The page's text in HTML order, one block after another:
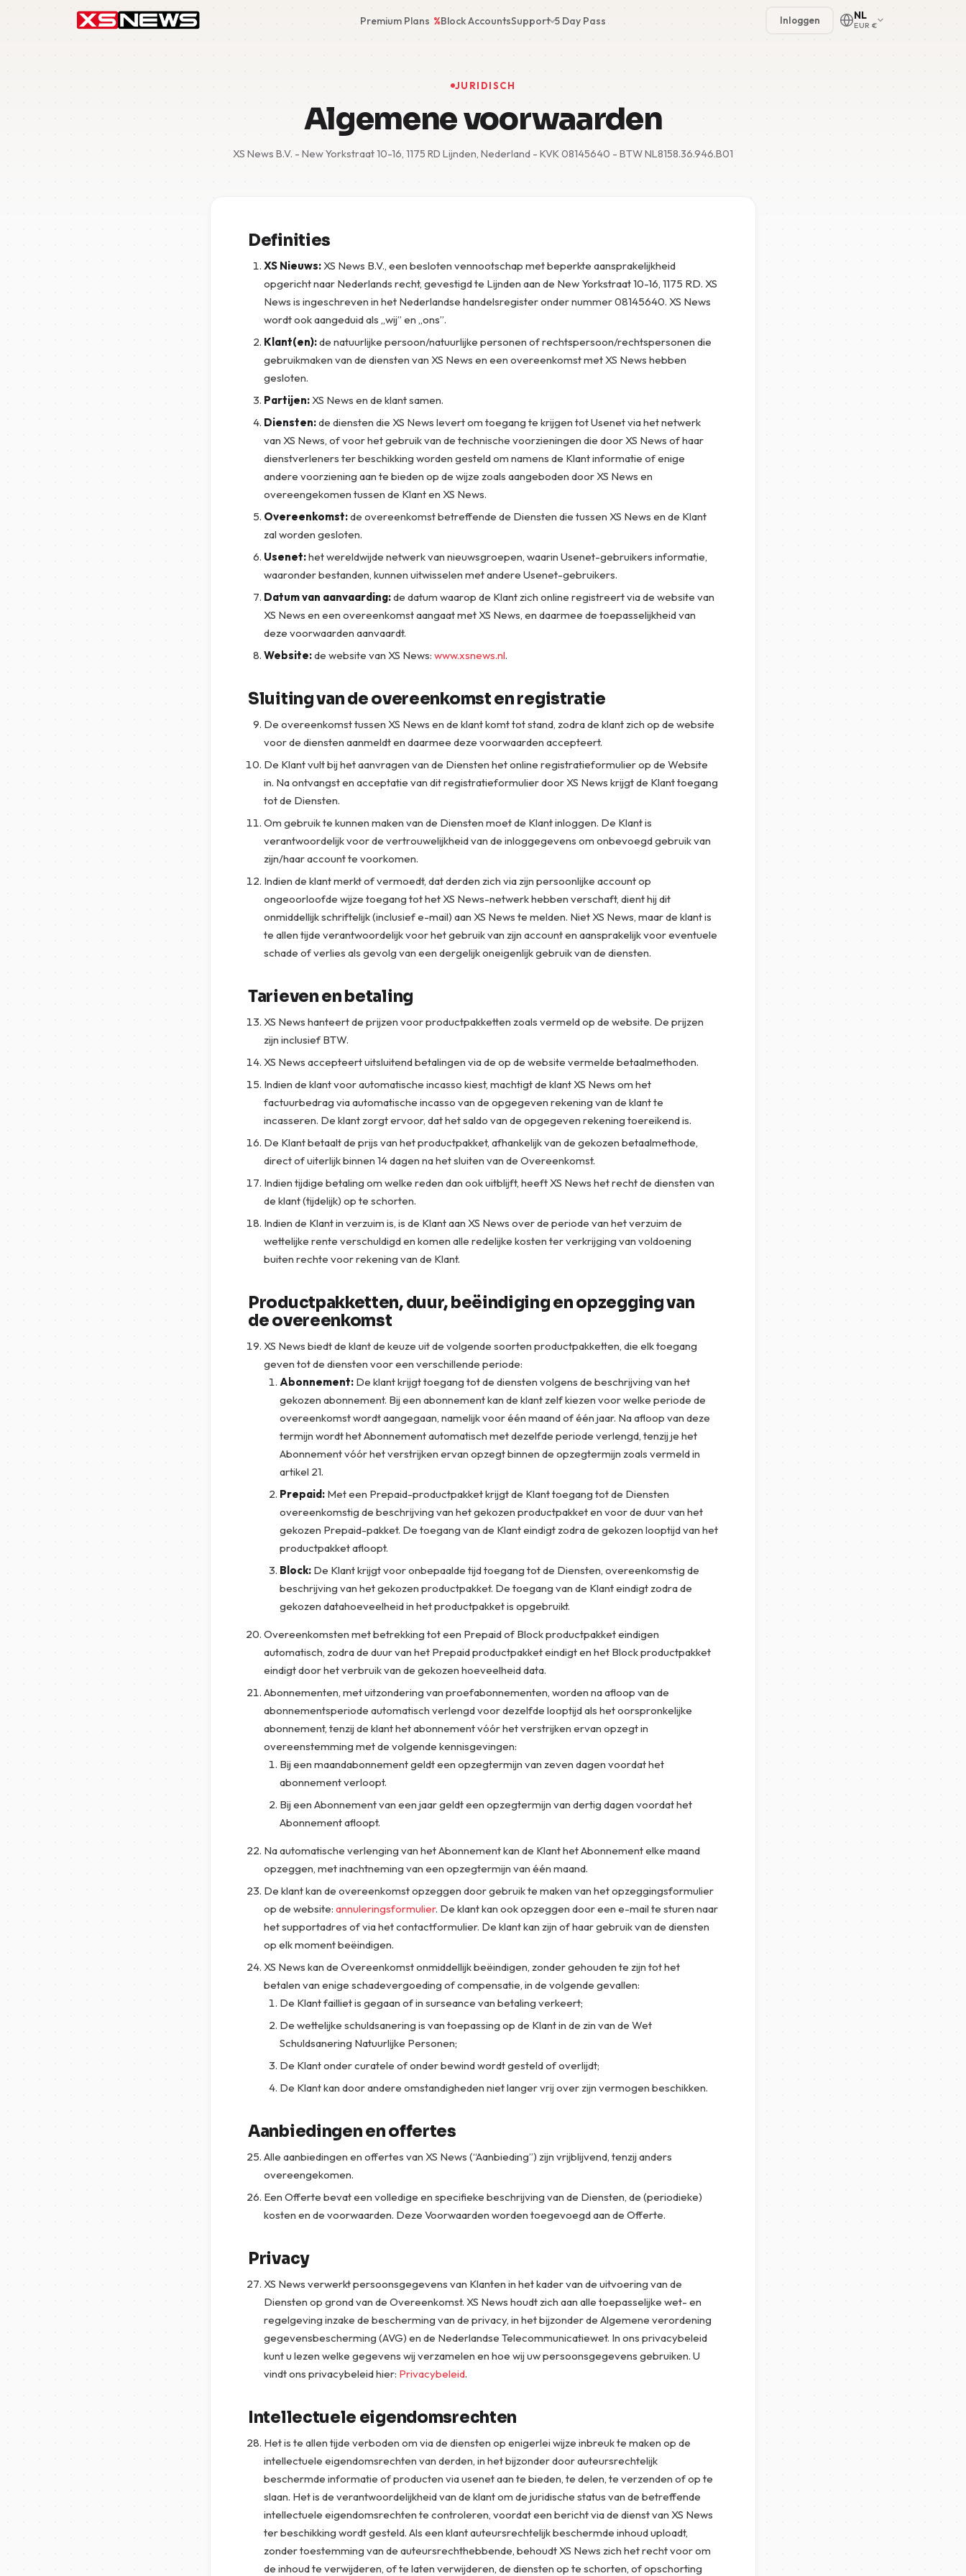
Premium Plans %Block AccountsSupport 5 Day Pass Inloggen NL
EUR €
JURIDISCH
Algemene voorwaarden
XS News B.V. - New Yorkstraat 10-16, 1175 RD Lijnden, Nederland - KVK 08145640 - BTW NL8158.36.946.B01
Definities
XS Nieuws:XS News B.V., een besloten vennootschap met beperkte aansprakelijkheid
opgericht naar Nederlands recht, gevestigd te Lijnden aan de New Yorkstraat 10-16, 1175 RD. XS
News is ingeschreven in het Nederlandse handelsregister onder nummer 08145640. XS News
wordt ook aangeduid als „wij” en „ons”.
Klant(en):de natuurlijke persoon/natuurlijke personen of rechtspersoon/rechtspersonen die
gebruikmaken van de diensten van XS News en een overeenkomst met XS News hebben
gesloten.
Partijen:XS News en de klant samen.
Diensten:de diensten die XS News levert om toegang te krijgen tot Usenet via het netwerk
van XS News, of voor het gebruik van de technische voorzieningen die door XS News of haar
dienstverleners ter beschikking worden gesteld om namens de Klant informatie of enige
andere voorziening aan te bieden op de wijze zoals aangeboden door XS News en
overeengekomen tussen de Klant en XS News.
Overeenkomst:de overeenkomst betreffende de Diensten die tussen XS News en de Klant
zal worden gesloten.
Usenet:het wereldwijde netwerk van nieuwsgroepen, waarin Usenet-gebruikers informatie,
waaronder bestanden, kunnen uitwisselen met andere Usenet-gebruikers.
Datum van aanvaarding:de datum waarop de Klant zich online registreert via de website van
XS News en een overeenkomst aangaat met XS News, en daarmee de toepasselijkheid van
deze voorwaarden aanvaardt.
Website:de website van XS News: www.xsnews.nl.
Sluiting van de overeenkomst en registratie
De overeenkomst tussen XS News en de klant komt tot stand, zodra de klant zich op de website
voor de diensten aanmeldt en daarmee deze voorwaarden accepteert.
De Klant vult bij het aanvragen van de Diensten het online registratieformulier op de Website
in. Na ontvangst en acceptatie van dit registratieformulier door XS News krijgt de Klant toegang
tot de Diensten.
Om gebruik te kunnen maken van de Diensten moet de Klant inloggen. De Klant is
verantwoordelijk voor de vertrouwelijkheid van de inloggegevens om onbevoegd gebruik van
zijn/haar account te voorkomen.
Indien de klant merkt of vermoedt, dat derden zich via zijn persoonlijke account op
ongeoorloofde wijze toegang tot het XS News-netwerk hebben verschaft, dient hij dit
onmiddellijk schriftelijk (inclusief e-mail) aan XS News te melden. Niet XS News, maar de klant is
te allen tijde verantwoordelijk voor het gebruik van zijn account en aansprakelijk voor eventuele
schade of verlies als gevolg van een dergelijk oneigenlijk gebruik van de diensten.
Tarieven en betaling
XS News hanteert de prijzen voor productpakketten zoals vermeld op de website. De prijzen
zijn inclusief BTW.
XS News accepteert uitsluitend betalingen via de op de website vermelde betaalmethoden.
Indien de klant voor automatische incasso kiest, machtigt de klant XS News om het
factuurbedrag via automatische incasso van de opgegeven rekening van de klant te
incasseren. De klant zorgt ervoor, dat het saldo van de opgegeven rekening toereikend is.
De Klant betaalt de prijs van het productpakket, afhankelijk van de gekozen betaalmethode,
direct of uiterlijk binnen 14 dagen na het sluiten van de Overeenkomst.
Indien tijdige betaling om welke reden dan ook uitblijft, heeft XS News het recht de diensten van
de klant (tijdelijk) op te schorten.
Indien de Klant in verzuim is, is de Klant aan XS News over de periode van het verzuim de
wettelijke rente verschuldigd en komen alle redelijke kosten ter verkrijging van voldoening
buiten rechte voor rekening van de Klant.
Productpakketten, duur, beëindiging en opzegging van
de overeenkomst
XS News biedt de klant de keuze uit de volgende soorten productpakketten, die elk toegang
geven tot de diensten voor een verschillende periode:
Abonnement: De klant krijgt toegang tot de diensten volgens de beschrijving van het
gekozen abonnement. Bij een abonnement kan de klant zelf kiezen voor welke periode de
overeenkomst wordt aangegaan, namelijk voor één maand of één jaar. Na afloop van deze
termijn wordt het Abonnement automatisch met dezelfde periode verlengd, tenzij je het
Abonnement vóór het verstrijken ervan opzegt binnen de opzegtermijn zoals vermeld in
artikel 21.
Prepaid: Met een Prepaid-productpakket krijgt de Klant toegang tot de Diensten
overeenkomstig de beschrijving van het gekozen productpakket en voor de duur van het
gekozen Prepaid-pakket. De toegang van de Klant eindigt zodra de gekozen looptijd van het
productpakket afloopt.
Block: De Klant krijgt voor onbepaalde tijd toegang tot de Diensten, overeenkomstig de
beschrijving van het gekozen productpakket. De toegang van de Klant eindigt zodra de
gekozen datahoeveelheid in het productpakket is opgebruikt.
Overeenkomsten met betrekking tot een Prepaid of Block productpakket eindigen
automatisch, zodra de duur van het Prepaid productpakket eindigt en het Block productpakket
eindigt door het verbruik van de gekozen hoeveelheid data.
Abonnementen, met uitzondering van proefabonnementen, worden na afloop van de
abonnementsperiode automatisch verlengd voor dezelfde looptijd als het oorspronkelijke
abonnement, tenzij de klant het abonnement vóór het verstrijken ervan opzegt in
overeenstemming met de volgende kennisgevingen:
Bij een maandabonnement geldt een opzegtermijn van zeven dagen voordat het
abonnement verloopt.
Bij een Abonnement van een jaar geldt een opzegtermijn van dertig dagen voordat het
Abonnement afloopt.
Na automatische verlenging van het Abonnement kan de Klant het Abonnement elke maand
opzeggen, met inachtneming van een opzegtermijn van één maand.
De klant kan de overeenkomst opzeggen door gebruik te maken van het opzeggingsformulier
op de website: annuleringsformulier. De klant kan ook opzeggen door een e-mail te sturen naar
het supportadres of via het contactformulier. De klant kan zijn of haar gebruik van de diensten
op elk moment beëindigen.
XS News kan de Overeenkomst onmiddellijk beëindigen, zonder gehouden te zijn tot het
betalen van enige schadevergoeding of compensatie, in de volgende gevallen:
De Klant failliet is gegaan of in surseance van betaling verkeert;
De wettelijke schuldsanering is van toepassing op de Klant in de zin van de Wet
Schuldsanering Natuurlijke Personen;
De Klant onder curatele of onder bewind wordt gesteld of overlijdt;
De Klant kan door andere omstandigheden niet langer vrij over zijn vermogen beschikken.
Aanbiedingen en offertes
Alle aanbiedingen en offertes van XS News (“Aanbieding”) zijn vrijblijvend, tenzij anders
overeengekomen.
Een Offerte bevat een volledige en specifieke beschrijving van de Diensten, de (periodieke)
kosten en de voorwaarden. Deze Voorwaarden worden toegevoegd aan de Offerte.
Privacy
XS News verwerkt persoonsgegevens van Klanten in het kader van de uitvoering van de
Diensten op grond van de Overeenkomst. XS News houdt zich aan alle toepasselijke wet- en
regelgeving inzake de bescherming van de privacy, in het bijzonder de Algemene verordening
gegevensbescherming (AVG) en de Nederlandse Telecommunicatiewet. In ons privacybeleid
kunt u lezen welke gegevens wij verzamelen en hoe wij uw persoonsgegevens gebruiken. U
vindt ons privacybeleid hier: Privacybeleid.
Intellectuele eigendomsrechten
Het is te allen tijde verboden om via de diensten op enigerlei wijze inbreuk te maken op de
intellectuele eigendomsrechten van derden, in het bijzonder door auteursrechtelijk
beschermde informatie of producten via usenet aan te bieden, te delen, te verzenden of op te
slaan. Het is de verantwoordelijkheid van de klant om de juridische status van de betreffende
intellectuele eigendomsrechten te controleren, voordat een bericht via de dienst van XS News
ter beschikking wordt gesteld. Als een klant auteursrechtelijk beschermde inhoud uploadt,
zonder toestemming van de auteursrechthebbende, behoudt XS News zich het recht voor om
de inhoud te verwijderen, of te laten verwijderen, de diensten op te schorten, of opschorting